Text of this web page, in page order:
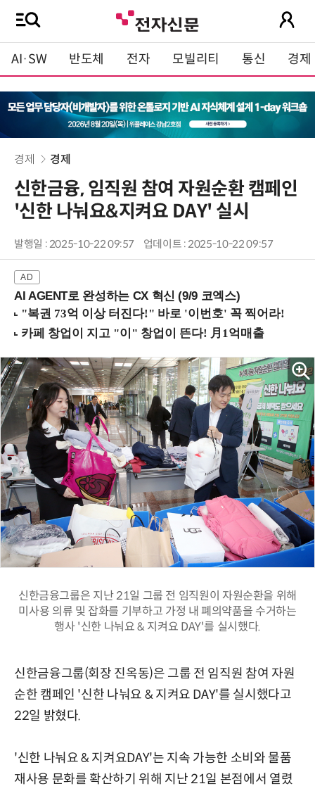
AI·SW 반도체 전자 모빌리티 통신 경제
경제 경제
신한금융, 임직원 참여 자원순환 캠페인
'신한 나눠요&지켜요 DAY' 실시
발행일 : 2025-10-22 09:57 업데이트 : 2025-10-22 09:57
AI AGENT로 완성하는 CX 혁신 (9/9 코엑스)
신한금융그룹은 지난 21일 그룹 전 임직원이 자원순환을 위해
미사용 의류 및 잡화를 기부하고 가정 내 폐의약품을 수거하는
행사 '신한 나눠요 & 지켜요 DAY'를 실시했다.
신한금융그룹(회장 진옥동)은 그룹 전 임직원 참여 자원
순한 캠페인 '신한 나눠요 & 지켜요 DAY'를 실시했다고
22일 밝혔다.
'신한 나눠요 & 지켜요DAY'는 지속 가능한 소비와 물품
재사용 문화를 확산하기 위해 지난 21일 본점에서 열렸